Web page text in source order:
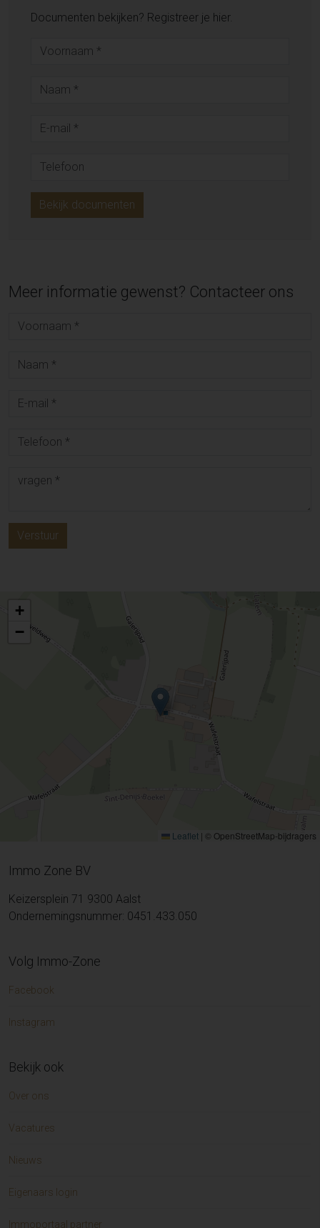
Documenten bekijken? Registreer je hier.
Bekijk documenten
Meer informatie gewenst? Contacteer ons
Verstuur
+
−
Leaflet | © OpenStreetMap-bijdragers
Immo Zone BV
Keizersplein 71 9300 Aalst
Ondernemingsnummer: 0451.433.050
Volg Immo-Zone
Facebook
Instagram
Bekijk ook
Over ons
Vacatures
Nieuws
Eigenaars login
Immoportaal partner